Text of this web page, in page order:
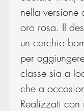
nella versione
oro rosa. Il
un cerchio
per
classe sia a
che a
Realizzati con